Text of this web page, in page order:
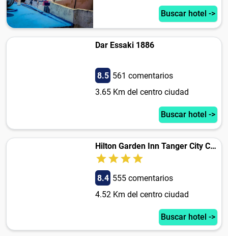
Buscar hotel ->
Dar Essaki 1886
8.5 561 comentarios
3.65 Km del centro ciudad
Buscar hotel ->
Hilton Garden Inn Tanger City Center
8.4 555 comentarios
4.52 Km del centro ciudad
Buscar hotel ->